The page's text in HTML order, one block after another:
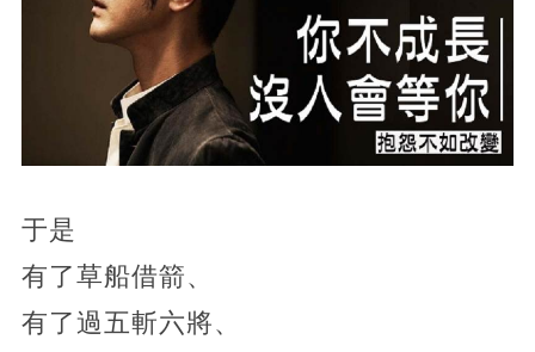
于是
有了草船借箭、
有了過五斬六將、